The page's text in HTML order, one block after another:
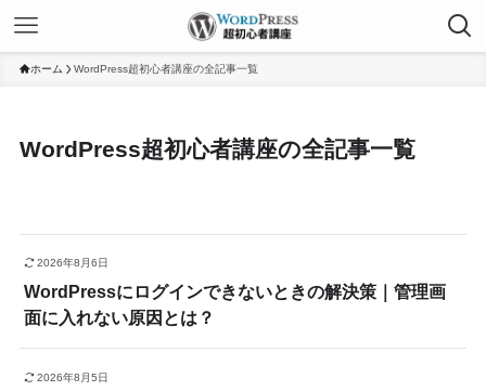
ホーム WordPress超初心者講座の全記事一覧
WordPress超初心者講座の全記事一覧
2026年8月6日
WordPressにログインできないときの解決策｜管理画
面に入れない原因とは？
2026年8月5日